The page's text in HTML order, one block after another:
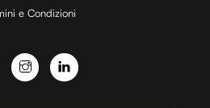
o
e Condizioni